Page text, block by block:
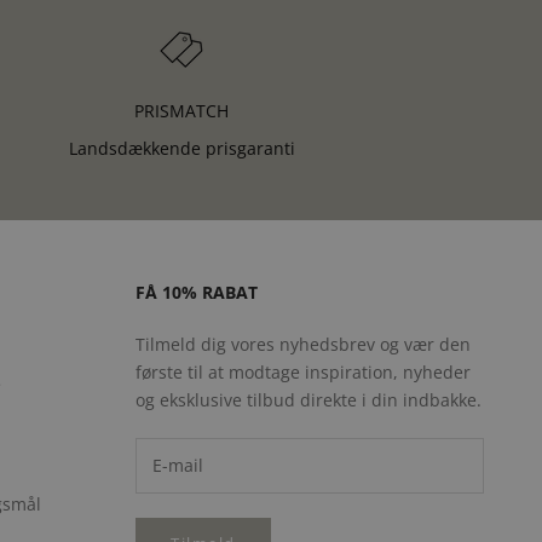
PRISMATCH
Landsdækkende prisgaranti
FÅ 10% RABAT
Tilmeld dig vores nyhedsbrev og vær den
første til at modtage inspiration, nyheder
og eksklusive tilbud direkte i din indbakke.